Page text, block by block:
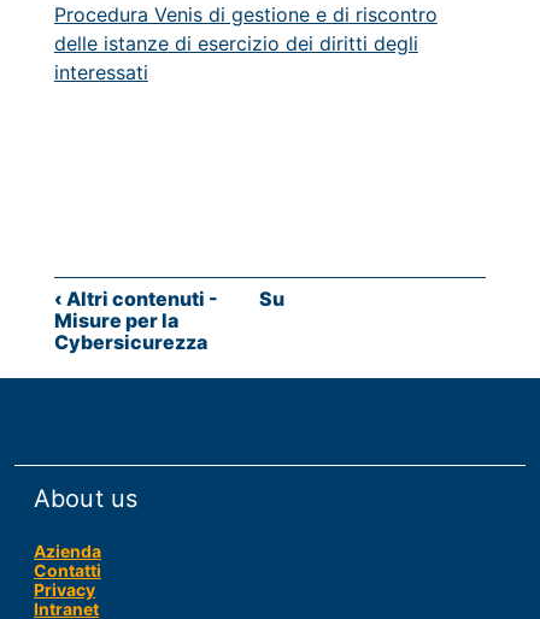
Procedura Venis di gestione e di riscontro
delle istanze di esercizio dei diritti degli
interessati
Link
di
attraversamento
del
Altri
contenuti
-
Responsabile
‹ Altri contenuti -
Misure per la
Cybersicurezza
Su
About us
Azienda
Contatti
Privacy
Intranet